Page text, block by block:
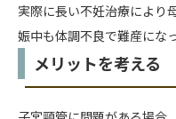
実際に長い不妊治療により
娠中も体調不良で難産にな
メリットを考える